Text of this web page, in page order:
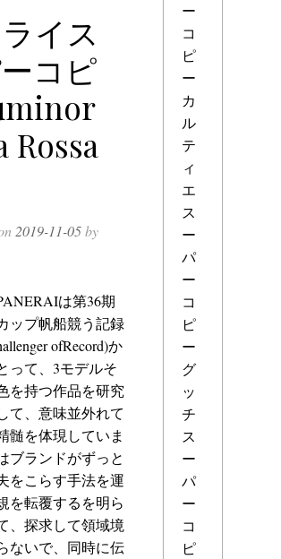
イス
コピ
Rossa
2019-11-05by
は第36期
ップ帆船競う記録
ofRecord)か
って、3モデルそ
を持つ作品を研究
て、意味並外れて
髄を体現していま
ブランドがずっと
をこらす手法を運
を転覆するを明ら
、探求して領域境
ないで、同時に伝
ー
コ
ピ
ー
カ
ル
テ
ィ
エ
ス
ー
パ
ー
コ
ピ
ー
グ
ッ
チ
ス
ー
パ
ー
コ
ピ